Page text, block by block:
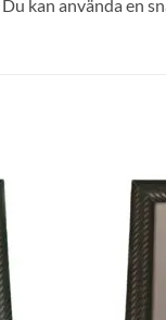
kan använda en